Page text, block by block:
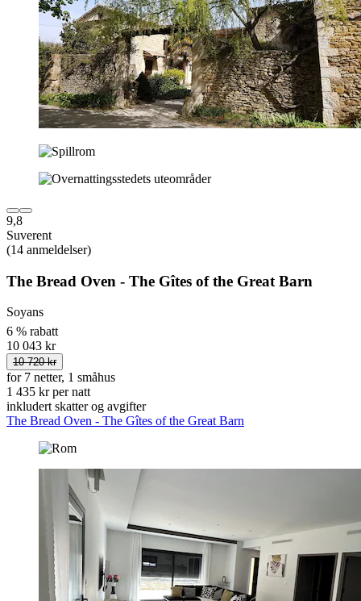
9,8
Suverent
(14 anmeldelser)
The Bread Oven - The Gîtes of the Great Barn
Soyans
6 % rabatt
10 043 kr
10 720 kr
for 7 netter, 1 småhus
1 435 kr per natt
inkludert skatter og avgifter
The Bread Oven - The Gîtes of the Great Barn